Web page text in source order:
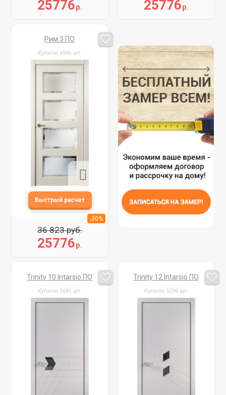
25776р. 25776р.
Рим 3 ПО
Купили 6946 шт.
25776р.
36 823 руб.
-30%
Trinity 10 Intarsio ПО
Купили 5681 шт.
Trinity 12 Intarsio ПО
Купили 5596 шт.